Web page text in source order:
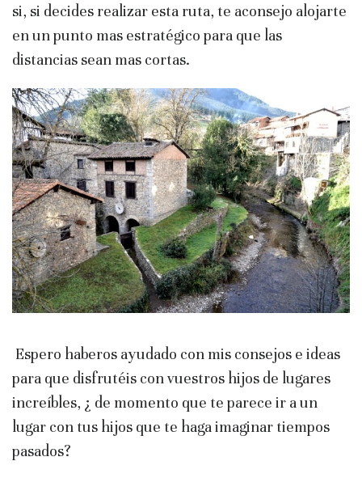
si, si decides realizar esta ruta, te aconsejo alojarte
en un punto mas estratégico para que las
distancias sean mas cortas.
Espero haberos ayudado con mis consejos e ideas
para que disfrutéis con vuestros hijos de lugares
increíbles, ¿ de momento que te parece ir a un
lugar con tus hijos que te haga imaginar tiempos
pasados?